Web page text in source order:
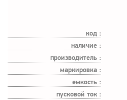
код :
наличие :
производитель :
маркировка :
емкость :
пусковой ток :